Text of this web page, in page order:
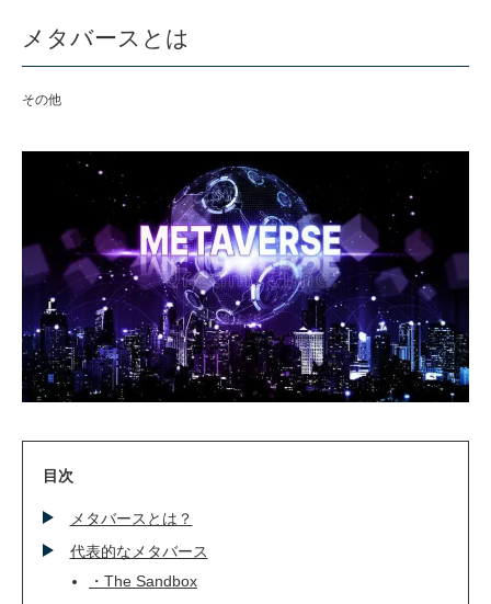
BOOTサポート
技術ブログ
クラウド軍師(DX情報)
メタバースとは
その他
目次
メタバースとは？
代表的なメタバース
・The Sandbox